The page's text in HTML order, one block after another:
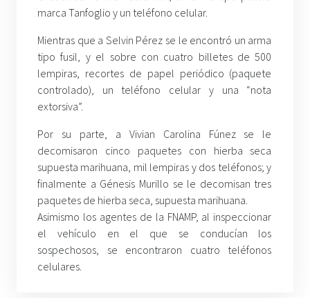
marca Tanfoglio y un teléfono celular.
Mientras que a Selvin Pérez se le encontró un arma
tipo fusil, y el sobre con cuatro billetes de 500
lempiras, recortes de papel periódico (paquete
controlado), un teléfono celular y una “nota
extorsiva”.
Por su parte, a Vivian Carolina Fúnez se le
decomisaron cinco paquetes con hierba seca
supuesta marihuana, mil lempiras y dos teléfonos; y
finalmente a Génesis Murillo se le decomisan tres
paquetes de hierba seca, supuesta marihuana.
Asimismo los agentes de la FNAMP, al inspeccionar
el vehículo en el que se conducían los
sospechosos, se encontraron cuatro teléfonos
celulares.